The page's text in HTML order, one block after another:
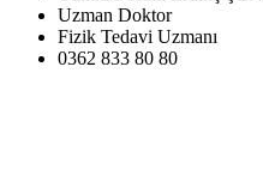
Uzman Doktor
Fizik Tedavi Uzmanı
0362 833 80 80